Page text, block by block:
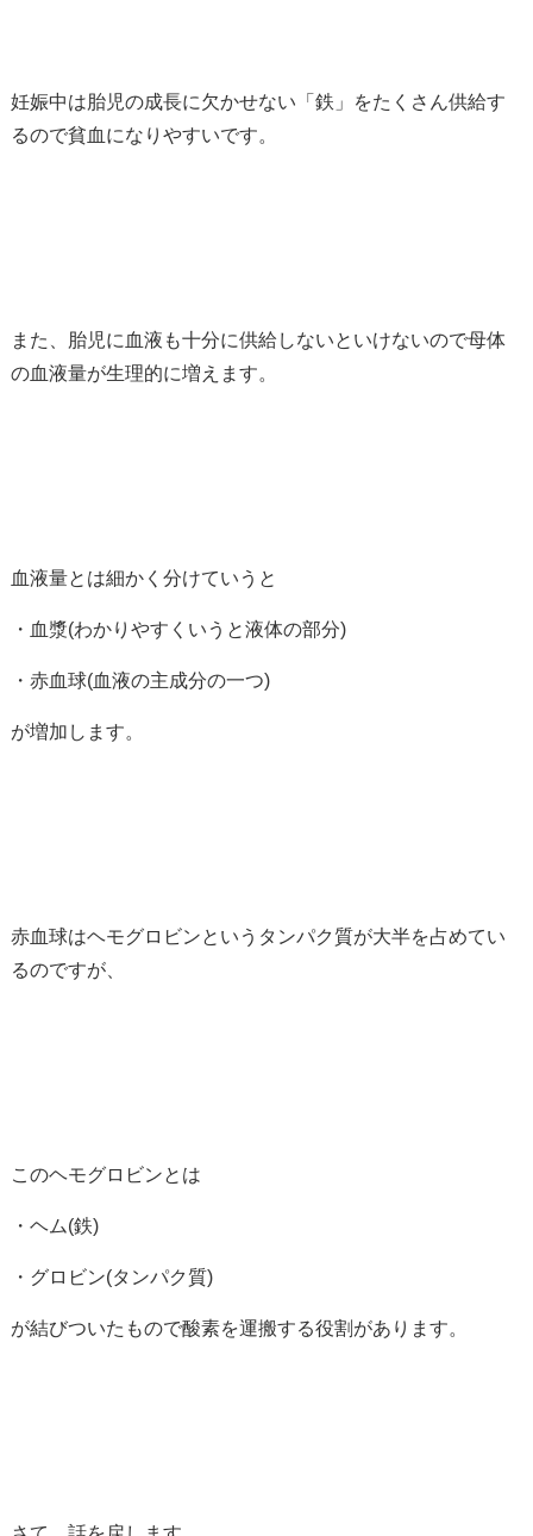
妊娠中は胎児の成長に欠かせない「鉄」をたくさん供給す
るので貧血になりやすいです。
また、胎児に血液も十分に供給しないといけないので母体
の血液量が生理的に増えます。
血液量とは細かく分けていうと
・血漿(わかりやすくいうと液体の部分)
・赤血球(血液の主成分の一つ)
が増加します。
赤血球はヘモグロビンというタンパク質が大半を占めてい
るのですが、
このヘモグロビンとは
・ヘム(鉄)
・グロビン(タンパク質)
が結びついたもので酸素を運搬する役割があります。